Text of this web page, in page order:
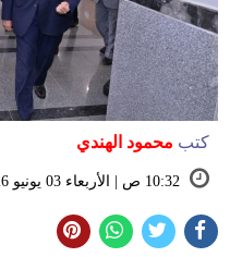
كتب محمود الهندي
10:32 ص | الأربعاء 03 يونيو 2026